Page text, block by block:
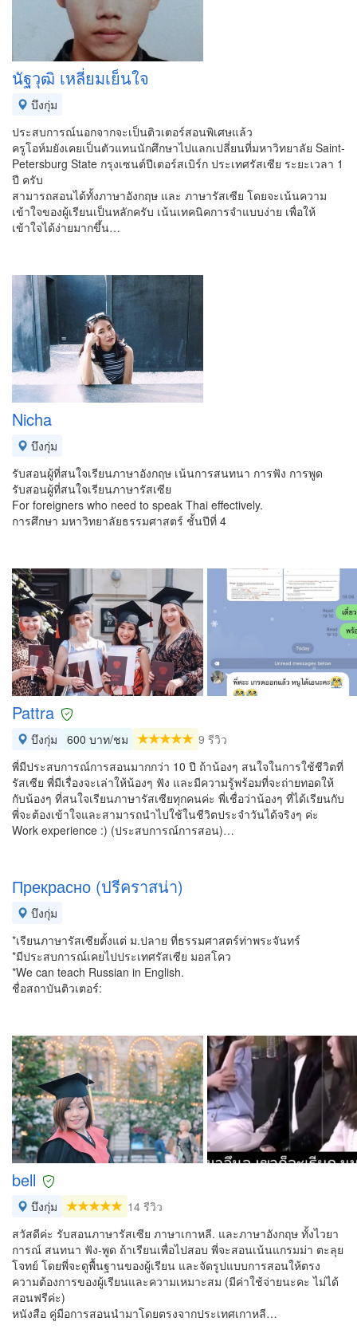
นัฐวุฒิ เหลี่ยมเย็นใจ
บึงกุ่ม
ประสบการณ์นอกจากจะเป็นติวเตอร์สอนพิเศษแล้ว
ครูโอห์มยังเคยเป็นตัวแทนนักศึกษาไปแลกเปลี่ยนที่มหาวิทยาลัย Saint-
Petersburg State กรุงเซนต์ปีเตอร์สเบิร์ก ประเทศรัสเซีย ระยะเวลา 1
ปี ครับ
สามารถสอนได้ทั้งภาษาอังกฤษ และ ภาษารัสเซีย โดยจะเน้นความ
เข้าใจของผู้เรียนเป็นหลักครับ เน้นเทคนิคการจำแบบง่าย เพื่อให้
เข้าใจได้ง่ายมากขึ้น…
Nicha
บึงกุ่ม
รับสอนผู้ที่สนใจเรียนภาษาอังกฤษ เน้นการสนทนา การฟัง การพูด
รับสอนผู้ที่สนใจเรียนภาษารัสเซีย
For foreigners who need to speak Thai effectively.
การศึกษา มหาวิทยาลัยธรรมศาสตร์ ชั้นปีที่ 4
Pattra
บึงกุ่ม 600 บาท/ชม
9 รีวิว
พี่มีประสบการณ์การสอนมากกว่า 10 ปี ถ้าน้องๆ สนใจในการใช้ชีวิตที่
รัสเซีย พี่มีเรื่องจะเล่าให้น้องๆ ฟัง และมีความรู้พร้อมที่จะถ่ายทอดให้
กับน้องๆ ที่สนใจเรียนภาษารัสเซียทุกคนค่ะ พี่เชื่อว่าน้องๆ ที่ได้เรียนกับ
พี่จะต้องเข้าใจและสามารถนำไปใช้ในชีวิตประจำวันได้จริงๆ ค่ะ
Work experience :) (ประสบการณ์การสอน)…
Прекрасно (ปรีคราสน่า)
บึงกุ่ม
*เรียนภาษารัสเซียตั้งแต่ ม.ปลาย ที่ธรรมศาสตร์ท่าพระจันทร์
*มีประสบการณ์เคยไปประเทศรัสเซีย มอสโคว
*We can teach Russian in English.
ชื่อสถาบันติวเตอร์:
bell
บึงกุ่ม
14 รีวิว
สวัสดีค่ะ รับสอนภาษารัสเซีย ภาษาเกาหลี. และภาษาอังกฤษ ทั้งไวยา
การณ์ สนทนา ฟัง-พูด ถ้าเรียนเพื่อไปสอบ พี่จะสอนเน้นแกรมม่า ตะลุย
โจทย์ โดยพี่จะดูพื้นฐานของผู้เรียน และจัดรูปแบบการสอนให้ตรง
ความต้องการของผู้เรียนและความเหมาะสม (มีค่าใช้จ่ายนะคะ ไม่ได้
สอนฟรีค่ะ)​
หนังสือ คู่มือการสอนนำมาโดยตรงจากประเทศเกาหลี…